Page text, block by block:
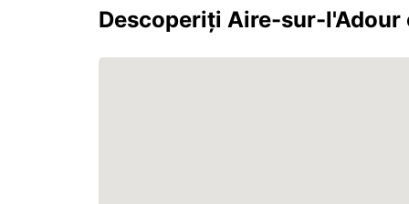
Descoperiți Aire-sur-l'Adour